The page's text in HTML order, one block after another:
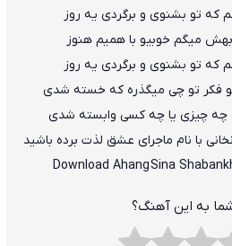
که تو بشنوی و برگردی یه روز
میگم خوبیو با همیم هنوز
که تو بشنوی و برگردی یه روز
فکر تو چی میگذره که خسته شدی
چه چیزی یا چه کسی وابسته شدی
با نام ماجرای عشق لذت برده باشید
Download AhangSina
شما به این آهنگ؟